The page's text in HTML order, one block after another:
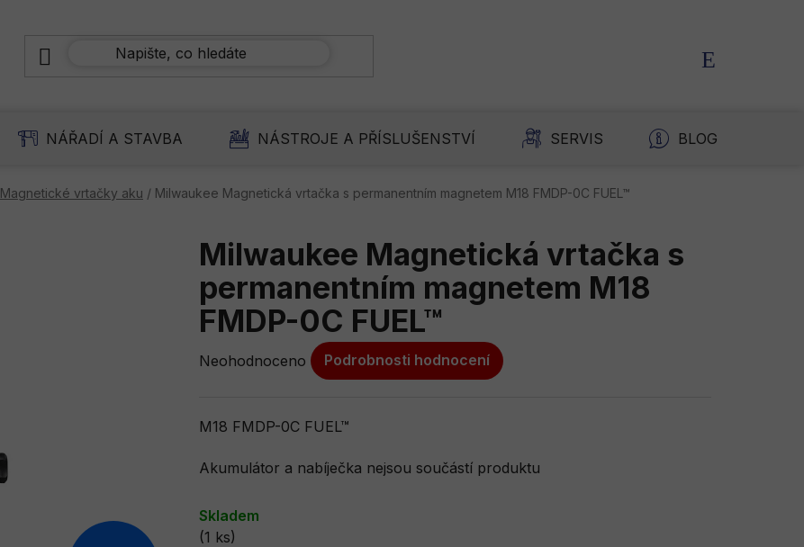
NÁŘADÍ A STAVBA NÁSTROJE A PŘÍSLUŠENSTVÍ SERVIS BLOG
Magnetické vrtačky aku / Milwaukee Magnetická vrtačka s permanentním magnetem M18 FMDP-0C FUEL™
Milwaukee Magnetická vrtačka s
permanentním magnetem M18
FMDP-0C FUEL™
Průměrné
je
z
hvězdiček.
Neohodnoceno Podrobnosti hodnocení
M18 FMDP-0C FUEL™
Akumulátor a nabíječka nejsou součástí produktu
Skladem
(1 ks)